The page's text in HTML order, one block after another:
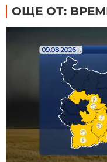
ОЩЕ ОТ: